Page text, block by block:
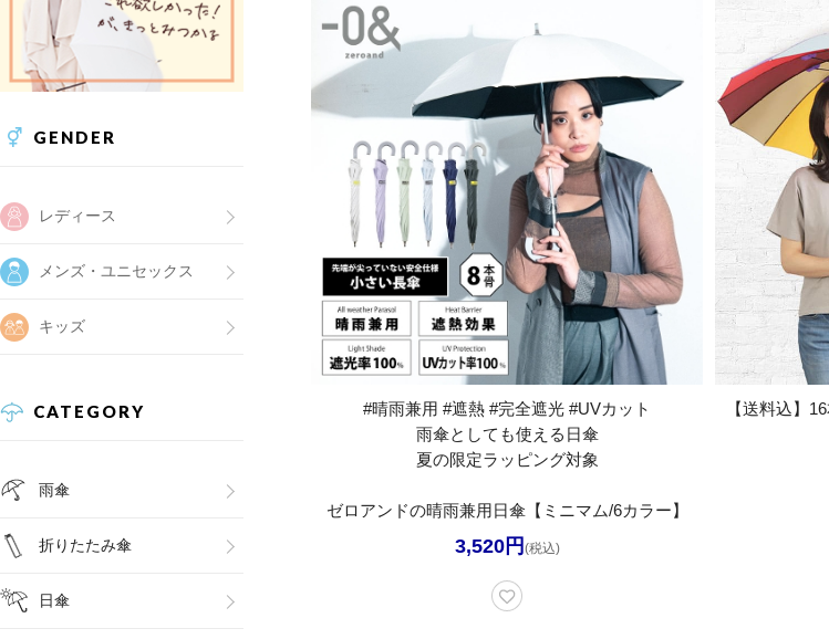
GENDER
レディース
メンズ・ユニセックス
キッズ
CATEGORY
雨傘
折りたたみ傘
日傘
#晴雨兼用 #遮熱 #完全遮光 #UVカット
雨傘としても使える日傘
夏の限定ラッピング対象
ゼロアンドの晴雨兼用日傘【ミニマム/6カラー】
3,520円 (税込)
【送料込】